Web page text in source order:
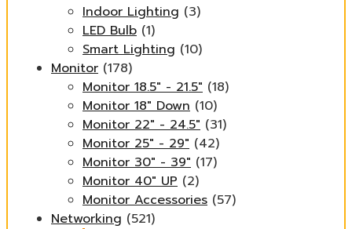
Indoor Lighting (3)
LED Bulb (1)
Smart Lighting (10)
Monitor (178)
Monitor 18.5" - 21.5" (18)
Monitor 18" Down (10)
Monitor 22" - 24.5" (31)
Monitor 25" - 29" (42)
Monitor 30" - 39" (17)
Monitor 40" UP (2)
Monitor Accessories (57)
Networking (521)